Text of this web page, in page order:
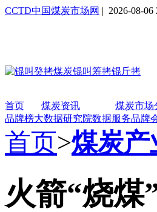
CCTD中国煤炭市场网 | 2026-08-06
首页 煤炭资讯 煤炭市场
品牌榜大数据研究院数据服务品牌
首页>煤炭产
火箭“烧煤